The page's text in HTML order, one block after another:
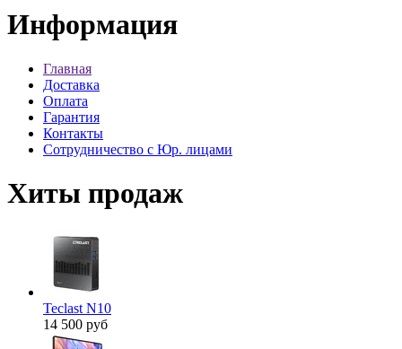
Информация
Главная
Доставка
Оплата
Гарантия
Контакты
Сотрудничество с Юр. лицами
Хиты продаж
Teclast N10
14 500 руб